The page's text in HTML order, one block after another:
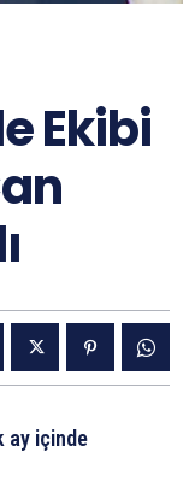
Ekibi
ay içinde